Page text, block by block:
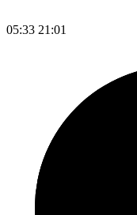
05:33 21:01